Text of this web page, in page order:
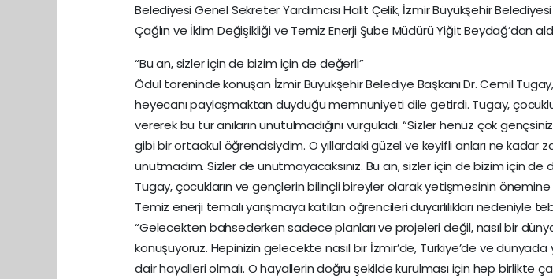
Belediyesi Genel Sekreter Yardımcısı Halit Çelik, İzmir Büyükşehir
Çağlın ve İklim Değişikliği ve Temiz Enerji Şube Müdürü Yiğit Beydağ’dan
“Bu an, sizler için de bizim için de değerli”
Ödül töreninde konuşan İzmir Büyükşehir Belediye Başkanı Dr. Cemil
heyecanı paylaşmaktan duyduğu memnuniyeti dile getirdi. Tugay,
vererek bu tür anıların unutulmadığını vurguladı. “Sizler henüz çok
gibi bir ortaokul öğrencisiydim. O yıllardaki güzel ve keyifli anları ne kadar
unutmadım. Sizler de unutmayacaksınız. Bu an, sizler için de bizim için de
Tugay, çocukların ve gençlerin bilinçli bireyler olarak yetişmesinin
Temiz enerji temalı yarışmaya katılan öğrencileri duyarlılıkları nedeniyle
“Gelecekten bahsederken sadece planları ve projeleri değil, nasıl bir
konuşuyoruz. Hepinizin gelecekte nasıl bir İzmir’de, Türkiye’de ve
dair hayalleri olmalı. O hayallerin doğru şekilde kurulması için hep birlikte